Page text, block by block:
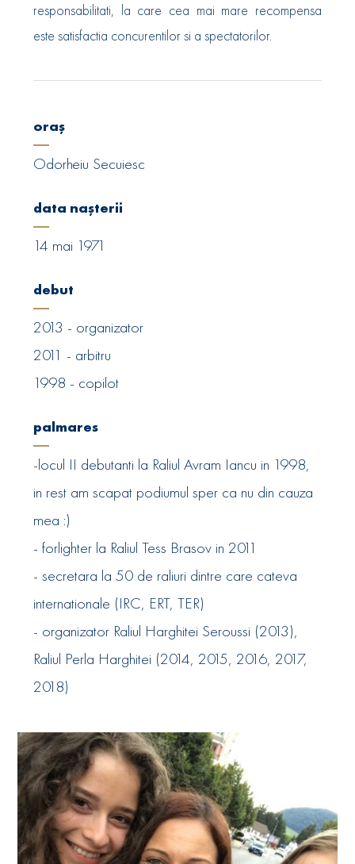
responsabilitati, la care cea mai mare recompensa
este satisfactia concurentilor si a spectatorilor.
oraș
Odorheiu Secuiesc
data nașterii
14 mai 1971
debut
2013 - organizator
2011 - arbitru
1998 - copilot
palmares
-locul II debutanti la Raliul Avram Iancu in 1998,
in rest am scapat podiumul sper ca nu din cauza
mea :)
- forlighter la Raliul Tess Brasov in 2011
- secretara la 50 de raliuri dintre care cateva
internationale (IRC, ERT, TER)
- organizator Raliul Harghitei Seroussi (2013),
Raliul Perla Harghitei (2014, 2015, 2016, 2017,
2018)